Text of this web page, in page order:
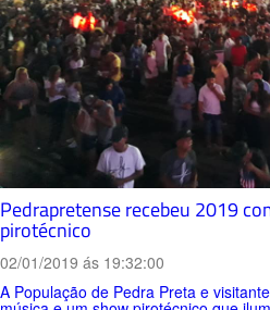
Pedrapretense recebeu 2019
pirotécnico
02/01/2019 ás 19:32:00
A População de Pedra Preta e